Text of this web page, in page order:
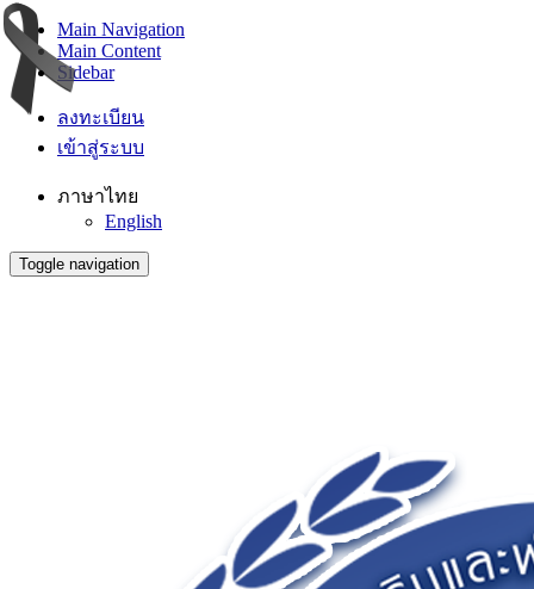
Main Navigation
Main Content
Sidebar
ลงทะเบียน
เข้าสู่ระบบ
ภาษาไทย
English
Toggle navigation